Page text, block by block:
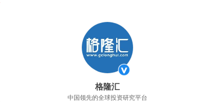
格隆汇
中国领先的全球投资研究平台